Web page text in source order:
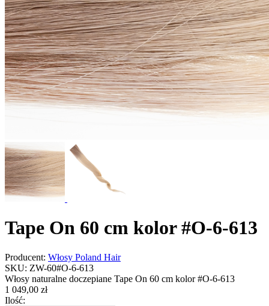
Tape On 60 cm kolor #O-6-613
Producent: Włosy Poland Hair
SKU: ZW-60#O-6-613
Włosy naturalne doczepiane Tape On 60 cm kolor #O-6-613
1 049,00 zł
Ilość: